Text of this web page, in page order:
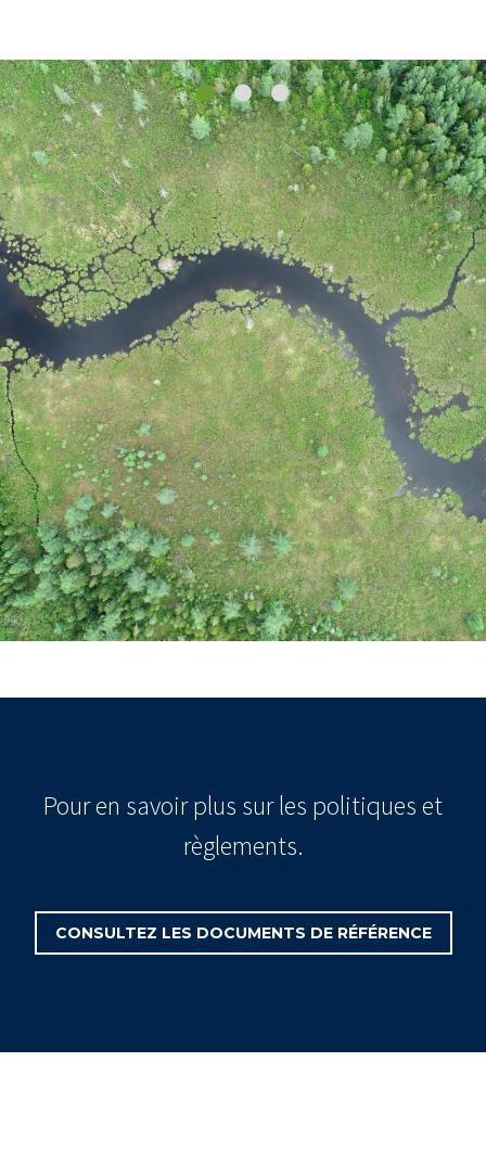
Pour en savoir plus sur les politiques et
règlements.
CONSULTEZ LES DOCUMENTS DE RÉFÉRENCE